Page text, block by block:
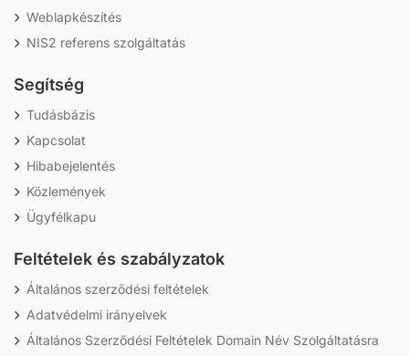
Weblapkészítés
NIS2 referens szolgáltatás
Segítség
Tudásbázis
Kapcsolat
Hibabejelentés
Közlemények
Ügyfélkapu
Feltételek és szabályzatok
Általános szerződési feltételek
Adatvédelmi irányelvek
Általános Szerződési Feltételek Domain Név Szolgáltatásra